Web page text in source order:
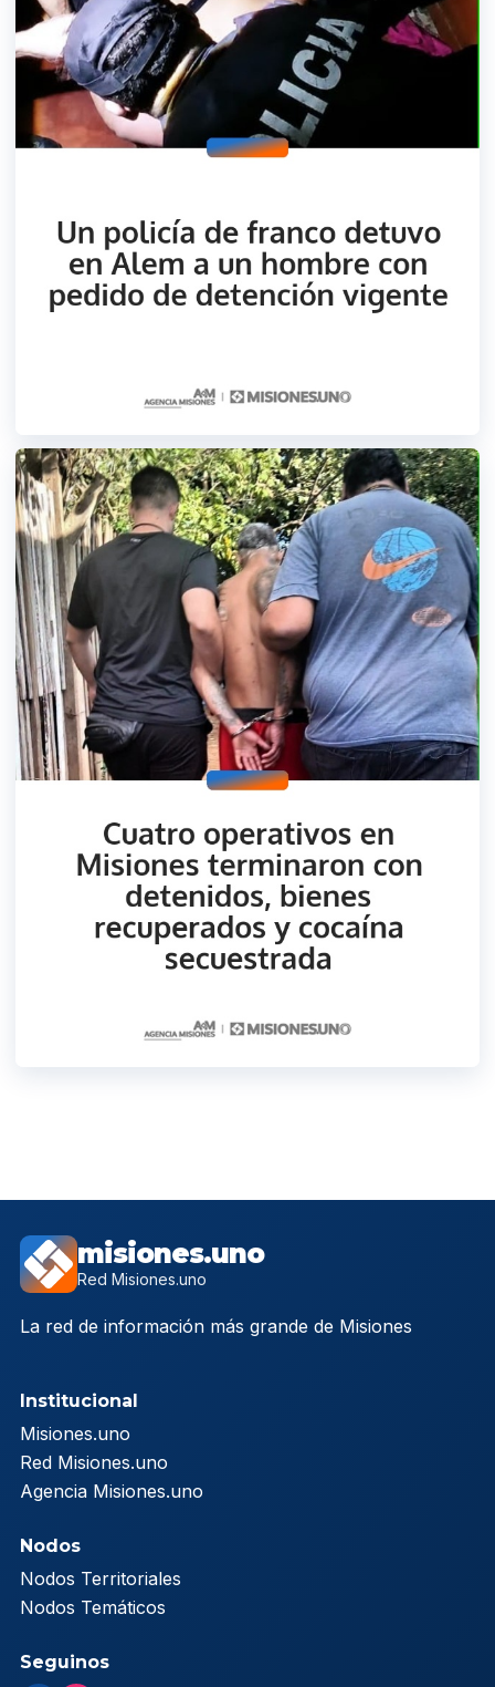
misiones.uno
Red Misiones.uno
La red de información más grande de Misiones
Institucional
Misiones.uno
Red Misiones.uno
Agencia Misiones.uno
Nodos
Nodos Territoriales
Nodos Temáticos
Seguinos